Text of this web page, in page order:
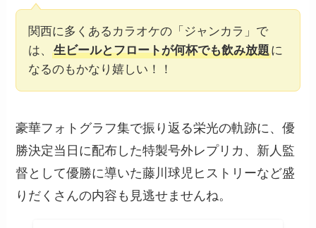
関西に多くあるカラオケの「ジャンカラ」で
は、生ビールとフロートが何杯でも飲み放題に
なるのもかなり嬉しい！！
豪華フォトグラフ集で振り返る栄光の軌跡に、優
勝決定当日に配布した特製号外レプリカ、新人監
督として優勝に導いた藤川球児ヒストリーなど盛
りだくさんの内容も見逃せませんね。